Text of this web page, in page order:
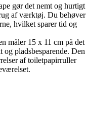
gør det nemt og hurtigt
af værktøj. Du behøver
hvilket sparer tid og
måler 15 x 11 cm på det
og pladsbesparende. Den
af toiletpapirruller